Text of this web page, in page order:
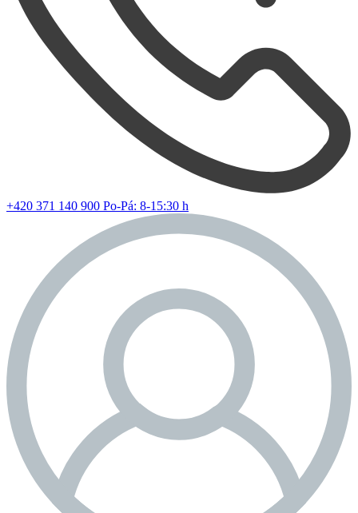
+420 371 140 900 Po-Pá: 8-15:30 h